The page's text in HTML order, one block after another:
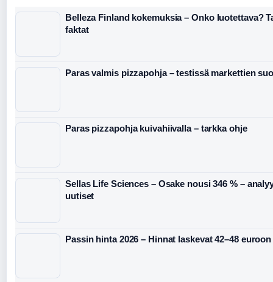
Belleza Finland kokemuksia – Onko luotettava?
faktat
Paras valmis pizzapohja – testissä markettien
Paras pizzapohja kuivahiivalla – tarkka ohje
Sellas Life Sciences – Osake nousi 346 % –
uutiset
Passin hinta 2026 – Hinnat laskevat 42–48 euroon